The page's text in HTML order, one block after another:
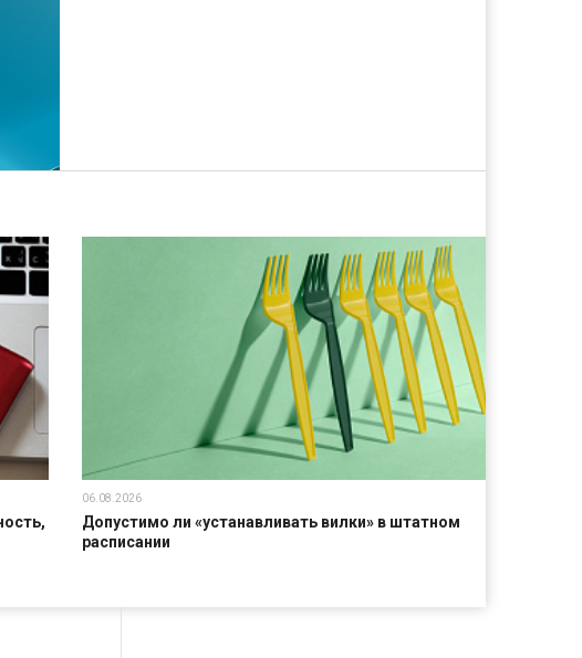
06.08.2026
Допустимо ли «устанавливать вилки» в штатном
расписании